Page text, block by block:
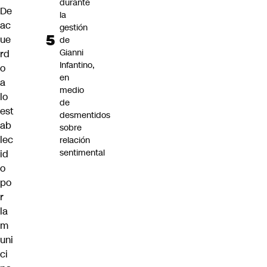
De
ac
ue
rd
o
a
lo
est
ab
lec
id
o
po
r
la
m
uni
ci
durante
la
gestión
de
Gianni
Infantino,
en
medio
de
desmentidos
sobre
relación
sentimental